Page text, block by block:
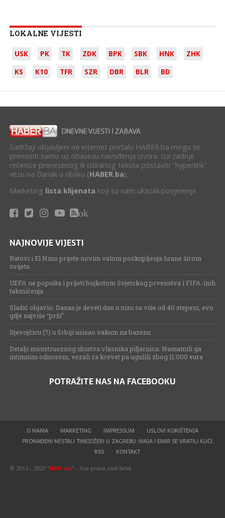
LOKALNE VIJESTI
USK PK TK ZDK BPK SBK HNK
ZHK
KS
K10 TFR SZR DBR BLR BD
Sadržaji objavljeni na internet portalu HABER.ba mogu se
prenositi samo uz obavezu navođenja izvora. Iza zadnje
rečenice prenesenog ili citiranog teksta postaviti "hyperlink"
vezu na članak u obliku (HABER.ba).
Marketing lista klijenata koji su nam ukazali povjerenje.
ok
NAJNOVIJE VIJESTI
Ratovi i El Nino prijete novim valom poskupljenja hrane širom
svijeta
UEFA ne popušta i prijeti bojkotom Svjetskog prvenstva i FIFA-inih
takmičenja
Sladić objavio: Danas je deveti dan u nizu sa više od 40 stepeni, evo
gdje najviše “prži”
Djevojčicu (7) u Srbiji usisao vakum na bazenu
Detalji monstruoznog ubistva vlasnika piljarnica: Namamili ga
intimnim odnosom, vezali za krevet pa ugušili zbog 11.000 eura
POTRAŽITE NAS NA FACEBOOKU
O NAMA MARKETING IMPRESSUM
USLOVI KORIŠTENJA
PRONAĐENI NESTALI TINEJDŽERI U ZAGREBU: MAJA I EMIR SE VRATILI KUĆI
RSS
KONTAKT
© 2012 - 2020 "NMS.ba" - Sva prava zadržana.